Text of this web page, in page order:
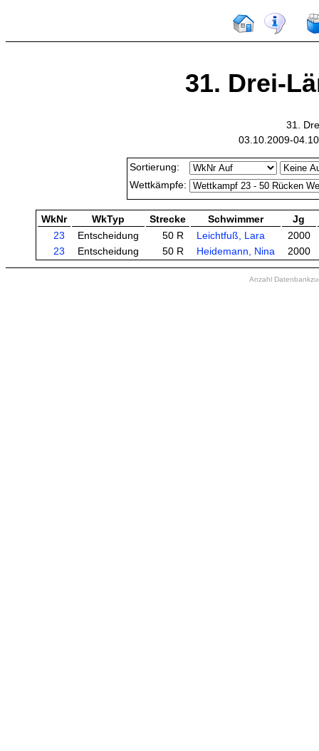
31. Drei-
31.
03.10.2009-
Sortierung:
Wettkämpfe:
WkNr WkTyp Strecke Schwimmer
Jg
23
Entscheidung 50 R Leichtfuß, Lara
2000
23
Entscheidung 50 R Heidemann, Nina 2000
Anzahl